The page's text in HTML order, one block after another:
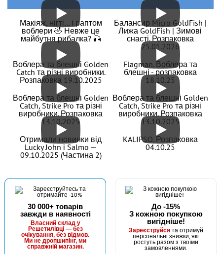
#FO-3312-3_0
В наявності
Маг: 17 шт Базар: 1 шт
35 грн 18 шт.
КУПИТИ
Офсетний гачок Fanatik FO-3312-XL №3/0
#FO-3312-2_0
В наявності
Маг: 10 шт Базар: 2 шт
35 грн 12 шт.
Макіяж, нігті… і раптом
воблери 🤣 Невже це
майбутня рибалка? 🎣
Балансир Micro GoldFish |
Лижа GoldFish | Зимові
снасті. Розпаковка
25.01.2026
Воблера та блешні Golden
Catch та різні виробники.
Розпаковка 19.10.2025
Flagman. Воблера та
блешні - розпаковка
18.10.25
Воблера та блешні Golden
Catch, Strike Pro та різні
виробники. Розпаковка
13.10.2025
Воблера та блешні Golden
Catch, Strike Pro та різні
виробники. Розпаковка
13.10.2025
Отримали новинки від
Lucky John і Salmo —
09.10.2025 (Частина 2)
KALIPSO. Розпаковка
04.10.25
30 000+ товарів
завжди в наявності
Власний склад у
Решетилівці — без
очікування, без відмов.
Ми не дропшипінг, ми
справжній магазин.
До -15%
З кожною покупкою
вигідніше!
Зареєструйсята отримуй
персональні знижки, які
ростуть разом з твоїми
замовленнями.